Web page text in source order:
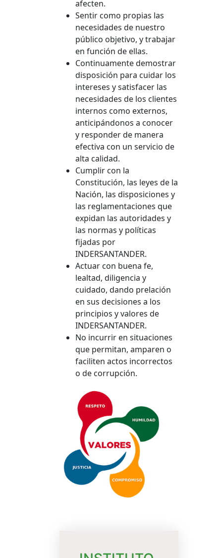
afecten.
Sentir como propias las
necesidades de nuestro
público objetivo, y trabajar
en función de ellas.
Continuamente demostrar
disposición para cuidar los
intereses y satisfacer las
necesidades de los clientes
internos como externos,
anticipándonos a conocer
y responder de manera
efectiva con un servicio de
alta calidad.
Cumplir con la
Constitución, las leyes de la
Nación, las disposiciones y
las reglamentaciones que
expidan las autoridades y
las normas y políticas
fijadas por
INDERSANTANDER.
Actuar con buena fe,
lealtad, diligencia y
cuidado, dando prelación
en sus decisiones a los
principios y valores de
INDERSANTANDER.
No incurrir en situaciones
que permitan, amparen o
faciliten actos incorrectos
o de corrupción.